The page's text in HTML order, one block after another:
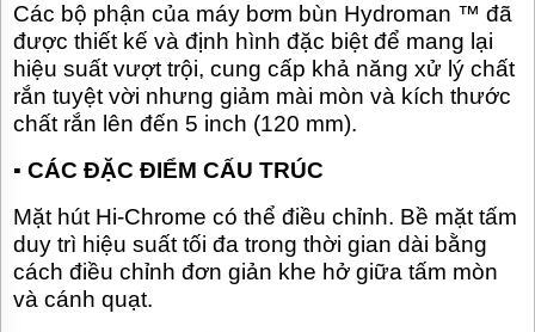
Các bộ phận của máy bơm bùn Hydroman ™ đã
được thiết kế và định hình đặc biệt để mang lại
hiệu suất vượt trội, cung cấp khả năng xử lý chất
rắn tuyệt vời nhưng giảm mài mòn và kích thước
chất rắn lên đến 5 inch (120 mm).
▪ CÁC ĐẶC ĐIỂM CẤU TRÚC
Mặt hút Hi-Chrome có thể điều chỉnh. Bề mặt tấm
duy trì hiệu suất tối đa trong thời gian dài bằng
cách điều chỉnh đơn giản khe hở giữa tấm mòn
và cánh quạt.